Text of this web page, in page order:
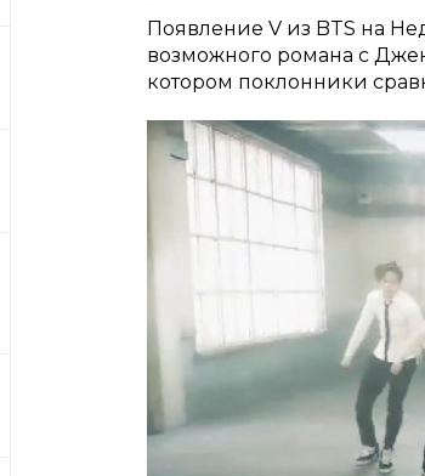
Появление V из BTS на
возможного романа с
котором поклонники